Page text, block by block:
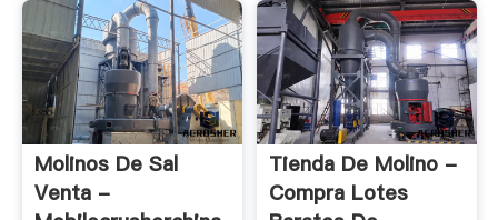
Molinos De Sal
Venta -
Tienda De Molino -
Compra Lotes